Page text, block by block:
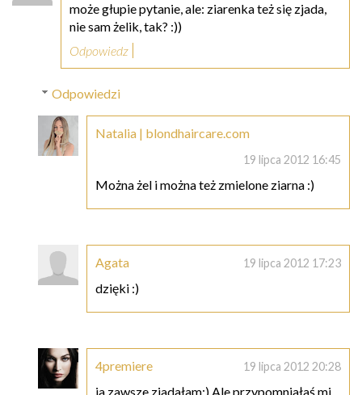
może głupie pytanie, ale: ziarenka też się zjada,
nie sam żelik, tak? :))
Odpowiedz
Odpowiedzi
Natalia | blondhaircare.com
19 lipca 2012 16:45
Można żel i można też zmielone ziarna :)
Agata 19 lipca 2012 17:23
dzięki :)
4premiere 19 lipca 2012 20:28
ja zawsze zjadałam:) Ale przypomniałaś mi